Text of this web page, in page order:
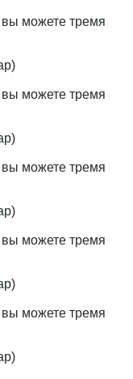
можете тремя
можете тремя
можете тремя
можете тремя
можете тремя